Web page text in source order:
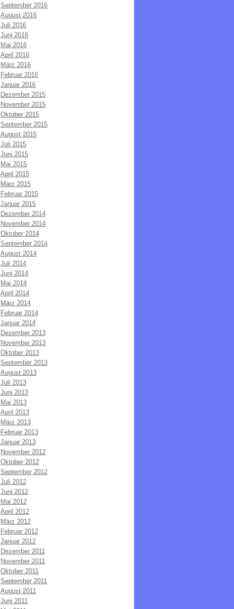
September 2016
August 2016
Juli 2016
Juni 2016
Mai 2016
April 2016
März 2016
Februar 2016
Januar 2016
Dezember 2015
November 2015
Oktober 2015
September 2015
August 2015
Juli 2015
Juni 2015
Mai 2015
April 2015
März 2015
Februar 2015
Januar 2015
Dezember 2014
November 2014
Oktober 2014
September 2014
August 2014
Juli 2014
Juni 2014
Mai 2014
April 2014
März 2014
Februar 2014
Januar 2014
Dezember 2013
November 2013
Oktober 2013
September 2013
August 2013
Juli 2013
Juni 2013
Mai 2013
April 2013
März 2013
Februar 2013
Januar 2013
November 2012
Oktober 2012
September 2012
Juli 2012
Juni 2012
Mai 2012
April 2012
März 2012
Februar 2012
Januar 2012
Dezember 2011
November 2011
Oktober 2011
September 2011
August 2011
Juni 2011